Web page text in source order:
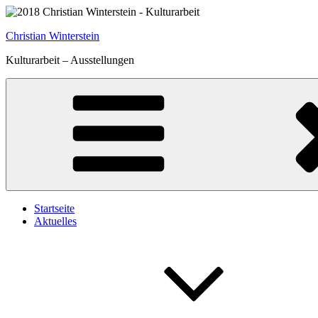
Zum
springen
Christian Winterstein
Kulturarbeit – Ausstellungen
Startseite
Aktuelles